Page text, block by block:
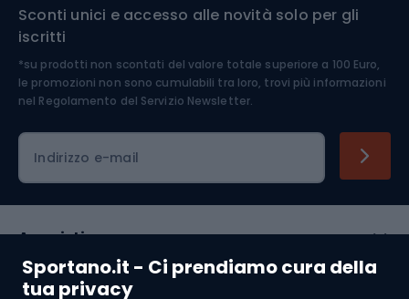
Sportano.it - Ci prendiamo cura della
tua privacy
Medicina dello sport
Abbigliamento ciclistico
Sconti unici e accesso alle novità solo per gli
iscritti
*su prodotti non scontati del valore totale superiore a 100 Euro,
le promozioni non sono cumulabili tra loro, trovi più informazioni
nel Regolamento del Servizio Newsletter.
Indirizzo e-mail
Acquisti
Servizio clienti